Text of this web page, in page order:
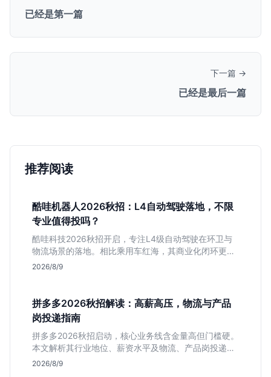
已经是第一篇
下一篇 →
已经是最后一篇
推荐阅读
酷哇机器人2026秋招：L4自动驾驶落地，不限
专业值得投吗？
酷哇科技2026秋招开启，专注L4级自动驾驶在环卫与
物流场景的落地。相比乘用车红海，其商业化闭环更清
晰，现金流相对健康。本文解读其业务模式、岗位稳定
2026/8/9
拼多多2026秋招解读：高薪高压，物流与产品
岗投递指南
拼多多2026秋招启动，核心业务线含金量高但门槛硬。
本文解析其行业地位、薪资水平及物流、产品岗投递策
略，助你判断是否适合这种高强度职业起步。
2026/8/9